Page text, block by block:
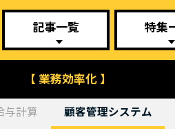
記事一覧 特集
【 業務効率化 】
与計算 顧客管理システム